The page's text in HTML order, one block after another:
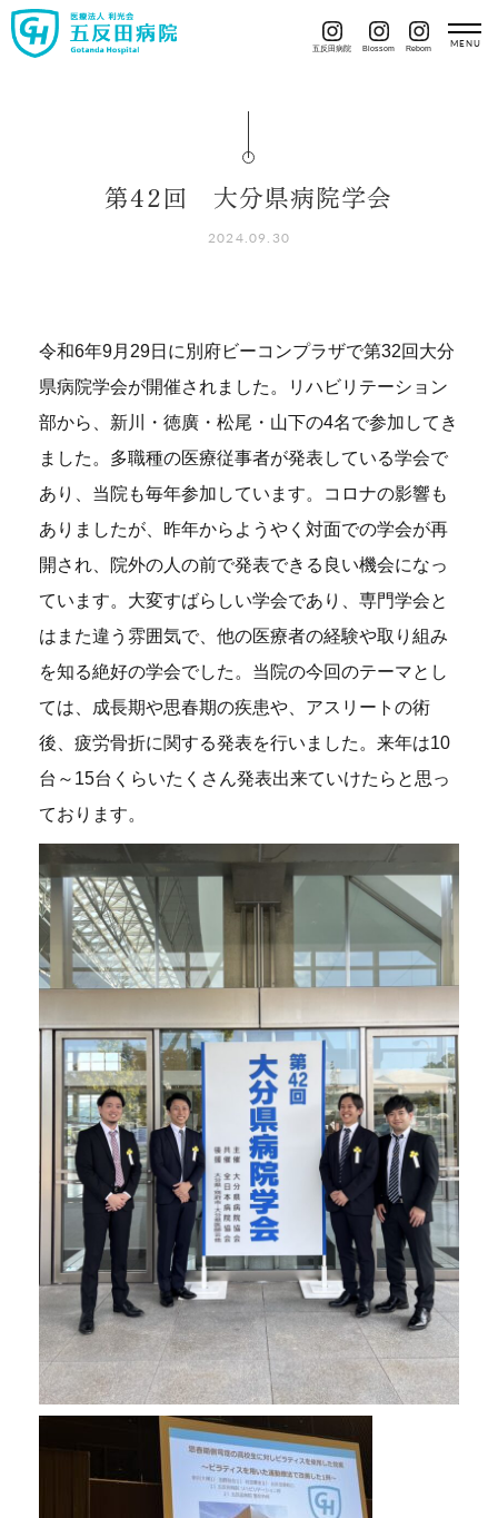
五反田病院 Blossom Reborn
第42回 大分県病院学会
2024.09.30
令和6年9月29日に別府ビーコンプラザで第32回大分
県病院学会が開催されました。リハビリテーション
部から、新川・徳廣・松尾・山下の4名で参加してき
ました。多職種の医療従事者が発表している学会で
あり、当院も毎年参加しています。コロナの影響も
ありましたが、昨年からようやく対面での学会が再
開され、院外の人の前で発表できる良い機会になっ
ています。大変すばらしい学会であり、専門学会と
はまた違う雰囲気で、他の医療者の経験や取り組み
を知る絶好の学会でした。当院の今回のテーマとし
ては、成長期や思春期の疾患や、アスリートの術
後、疲労骨折に関する発表を行いました。来年は10
台～15台くらいたくさん発表出来ていけたらと思っ
ております。